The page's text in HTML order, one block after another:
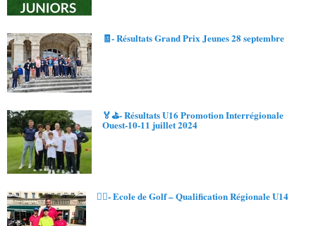
🧾- Résultats Grand Prix Jeunes 28 septembre
🏅⛳- Résultats U16 Promotion Interrégionale
Ouest-10-11 juillet 2024
🏌️‍♂️- Ecole de Golf – Qualification Régionale U14